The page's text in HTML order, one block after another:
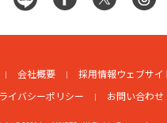
会社概要 採用情報ウェブサ
イバシーポリシー
お問い合わせ